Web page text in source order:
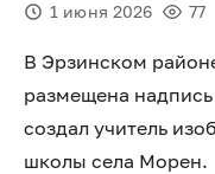
1 июня 2026 77
В Эрзинском
размещена
создал учитель
школы села Морен.